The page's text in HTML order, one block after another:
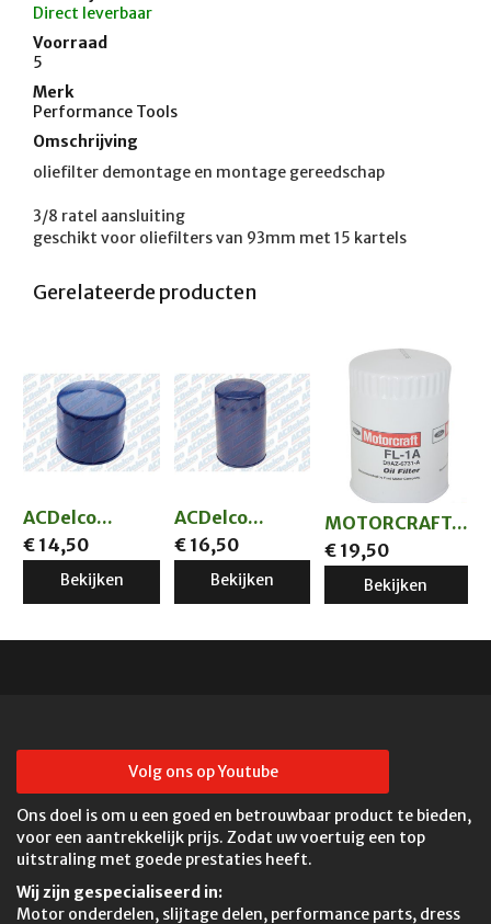
Direct leverbaar
Voorraad
5
Merk
Performance Tools
Omschrijving
oliefilter demontage en montage gereedschap
3/8 ratel aansluiting
geschikt voor oliefilters van 93mm met 15 kartels
Gerelateerde producten
ACDelco...
€ 14,50
Bekijken
ACDelco...
€ 16,50
Bekijken
MOTORCRAFT...
€ 19,50
Bekijken
Volg ons op Youtube
Ons doel is om u een goed en betrouwbaar product te bieden,
voor een aantrekkelijk prijs. Zodat uw voertuig een top
uitstraling met goede prestaties heeft.
Wij zijn gespecialiseerd in:
Motor onderdelen, slijtage delen, performance parts, dress